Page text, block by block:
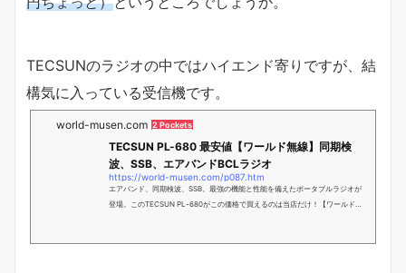
TECSUNのラジオの中ではハイエンド寄りですが、結
構気に入っている受信機です。
world-musen.com 2 Pockets
TECSUN PL-680 最安値【ワールド無線】同期検
波、SSB、エアバンドBCLラジオ
https://world-musen.com/p087.htm
エアバンド、同期検波、SSB。最強の機能と性能を備えたポータブルラジオが
登場。このTECSUN PL-680がこの価格で買えるのは当店だけ！【ワールド無